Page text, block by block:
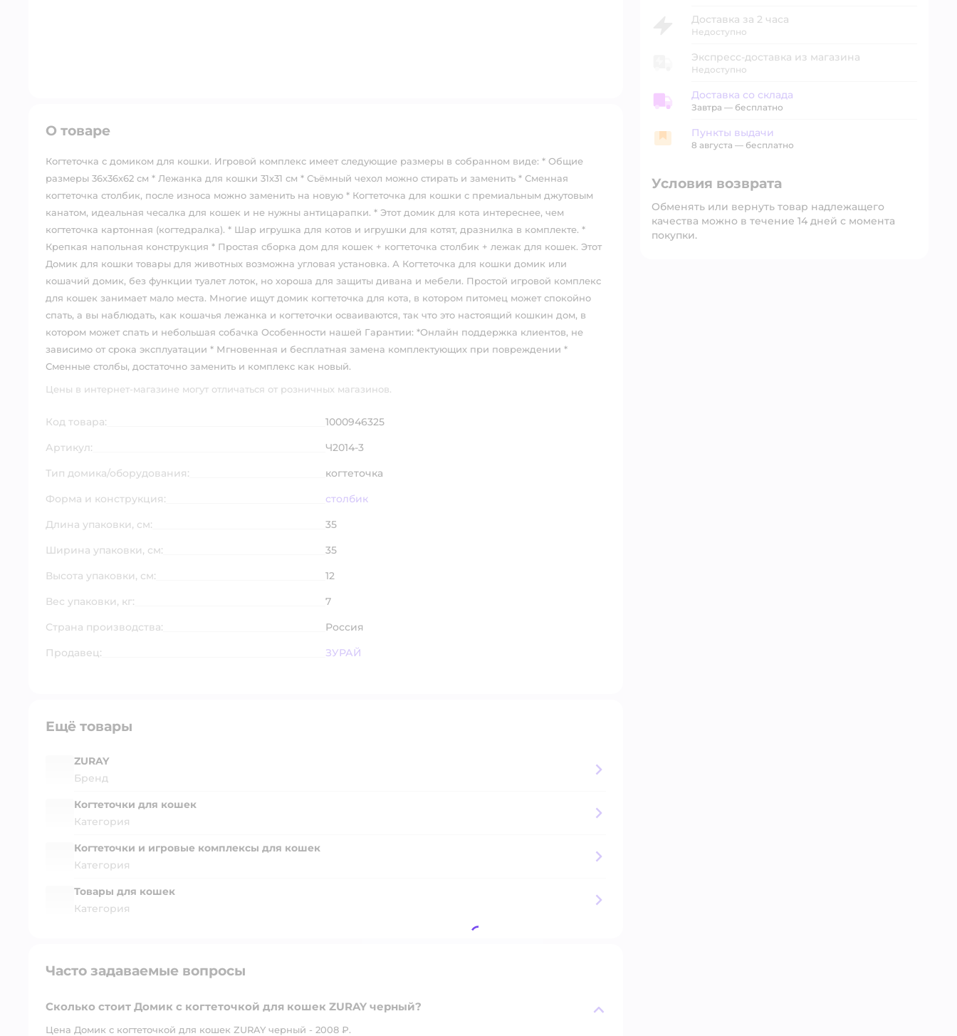
Доставка за 2 часа
Недоступно
Экспресс-доставка из магазина
Недоступно
Доставка со склада
Доставка со склада
Завтра — бесплатно
Пункты выдачи
Пункты выдачи
8 августа — бесплатно
Условия возврата
Обменять или вернуть товар надлежащего
качества можно в течение 14 дней с момента
покупки.
О товаре
Когтеточка с домиком для кошки. Игровой комплекс имеет следующие размеры в собранном виде: * Общие
размеры 36х36х62 см * Лежанка для кошки 31х31 см * Съёмный чехол можно стирать и заменить * Сменная
когтеточка столбик, после износа можно заменить на новую * Когтеточка для кошки с премиальным джутовым
канатом, идеальная чесалка для кошек и не нужны антицарапки. * Этот домик для кота интереснее, чем
когтеточка картонная (когтедралка). * Шар игрушка для котов и игрушки для котят, дразнилка в комплекте. *
Крепкая напольная конструкция * Простая сборка дом для кошек + когтеточка столбик + лежак для кошек. Этот
Домик для кошки товары для животных возможна угловая установка. А Когтеточка для кошки домик или
кошачий домик, без функции туалет лоток, но хороша для защиты дивана и мебели. Простой игровой комплекс
для кошек занимает мало места. Многие ищут домик когтеточка для кота, в котором питомец может спокойно
спать, а вы наблюдать, как кошачья лежанка и когтеточки осваиваются, так что это настоящий кошкин дом, в
котором может спать и небольшая собачка Особенности нашей Гарантии: *Онлайн поддержка клиентов, не
зависимо от срока эксплуатации * Мгновенная и бесплатная замена комплектующих при повреждении *
Сменные столбы, достаточно заменить и комплекс как новый.
Цены в интернет-магазине могут отличаться от розничных магазинов.
Код товара:
1000946325
Артикул:
Ч2014-3
Тип домика/оборудования:
когтеточка
Форма и конструкция:
столбик
Длина упаковки, см:
35
Ширина упаковки, см:
35
Высота упаковки, см:
12
Вес упаковки, кг:
7
Страна производства:
Россия
Продавец:
ЗУРАЙ
Ещё товары
ZURAY
Бренд
Когтеточки для кошек
Категория
Когтеточки и игровые комплексы для кошек
Категория
Товары для кошек
Категория
Часто задаваемые вопросы
Сколько стоит Домик с когтеточкой для кошек ZURAY черный?
Цена Домик с когтеточкой для кошек ZURAY черный - 2008 ₽.